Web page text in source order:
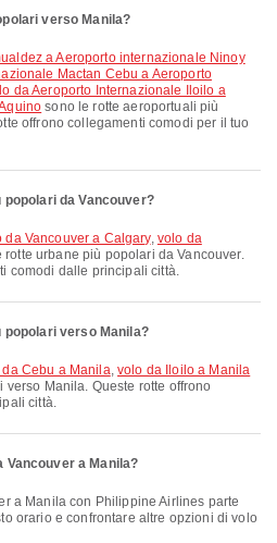
verso Manila?
Mactan Cebu a Aeroporto
da Aeroporto Internazionale Iloilo a
sono le rotte aeroportuali più
offrono collegamenti comodi per il tuo
da Vancouver?
da Vancouver a Calgary, volo da
rotte urbane più popolari da Vancouver.
comodi dalle principali città.
popolari verso Manila?
da Cebu a Manila,volo da Iloilo a Manila
Manila. Queste rotte offrono
città.
Vancouver a Manila?
orario e confrontare altre opzioni di volo